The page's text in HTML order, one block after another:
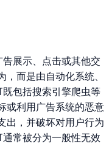
展示、点击或其他交
而是由自动化系统、
包括搜索引擎爬虫等
或利用广告系统的恶意
出，并破坏对用户行为
常被分为一般性无效